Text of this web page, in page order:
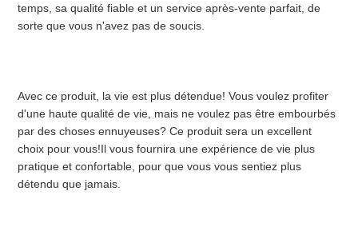
SITE
DE
CONFIDENTIALITÉ
temps, sa qualité fiable et un service après-vente parfait, de
sorte que vous n'avez pas de soucis.
Avec ce produit, la vie est plus détendue! Vous voulez profiter
d'une haute qualité de vie, mais ne voulez pas être embourbés
par des choses ennuyeuses? Ce produit sera un excellent
choix pour vous!Il vous fournira une expérience de vie plus
pratique et confortable, pour que vous vous sentiez plus
détendu que jamais.